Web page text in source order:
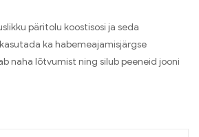
päritolu koostisosi ja seda
ka habemeajamisjärgse
naha lõtvumist ning silub peeneid jooni